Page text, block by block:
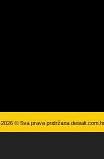
© Sva prava pridržana